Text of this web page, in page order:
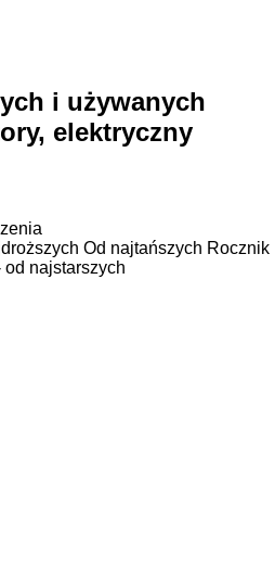
i używanych
elektryczny
Od najtańszych Rocznik
od najstarszych